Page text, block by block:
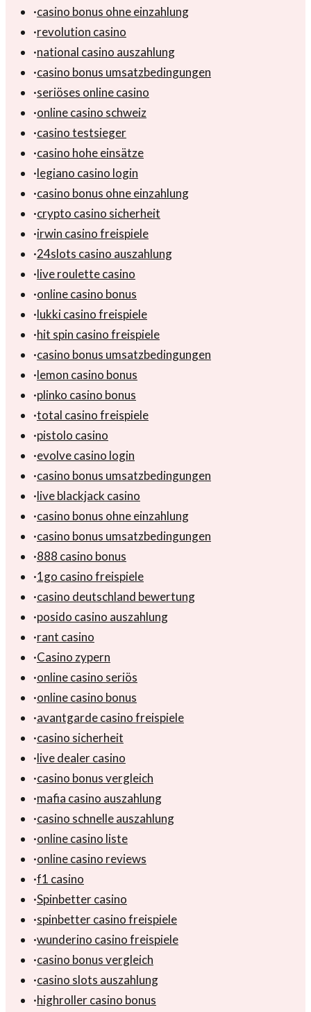
·casino bonus ohne einzahlung
·revolution casino
·national casino auszahlung
·casino bonus umsatzbedingungen
·seriöses online casino
·online casino schweiz
·casino testsieger
·casino hohe einsätze
·legiano casino login
·casino bonus ohne einzahlung
·crypto casino sicherheit
·irwin casino freispiele
·24slots casino auszahlung
·live roulette casino
·online casino bonus
·lukki casino freispiele
·hit spin casino freispiele
·casino bonus umsatzbedingungen
·lemon casino bonus
·plinko casino bonus
·total casino freispiele
·pistolo casino
·evolve casino login
·casino bonus umsatzbedingungen
·live blackjack casino
·casino bonus ohne einzahlung
·casino bonus umsatzbedingungen
·888 casino bonus
·1go casino freispiele
·casino deutschland bewertung
·posido casino auszahlung
·rant casino
·Casino zypern
·online casino seriös
·online casino bonus
·avantgarde casino freispiele
·casino sicherheit
·live dealer casino
·casino bonus vergleich
·mafia casino auszahlung
·casino schnelle auszahlung
·online casino liste
·online casino reviews
·f1 casino
·Spinbetter casino
·spinbetter casino freispiele
·wunderino casino freispiele
·casino bonus vergleich
·casino slots auszahlung
·highroller casino bonus